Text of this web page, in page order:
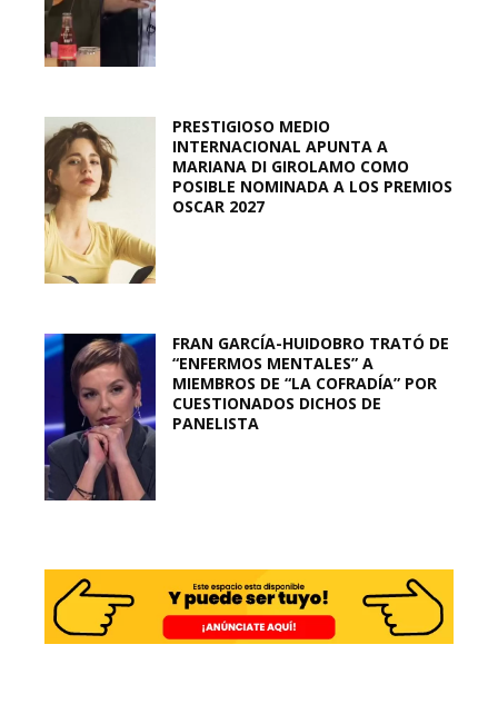
PRESTIGIOSO MEDIO
INTERNACIONAL APUNTA A
MARIANA DI GIROLAMO COMO
POSIBLE NOMINADA A LOS PREMIOS
OSCAR 2027
FRAN GARCÍA-HUIDOBRO TRATÓ DE
“ENFERMOS MENTALES” A
MIEMBROS DE “LA COFRADÍA” POR
CUESTIONADOS DICHOS DE
PANELISTA